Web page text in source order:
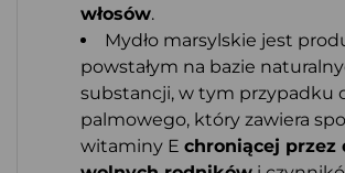
włosów.
Mydło marsylskie jest
powstałym na bazie
substancji, w tym przypadku
palmowego, który zawiera
witaminy E chroniącej przez